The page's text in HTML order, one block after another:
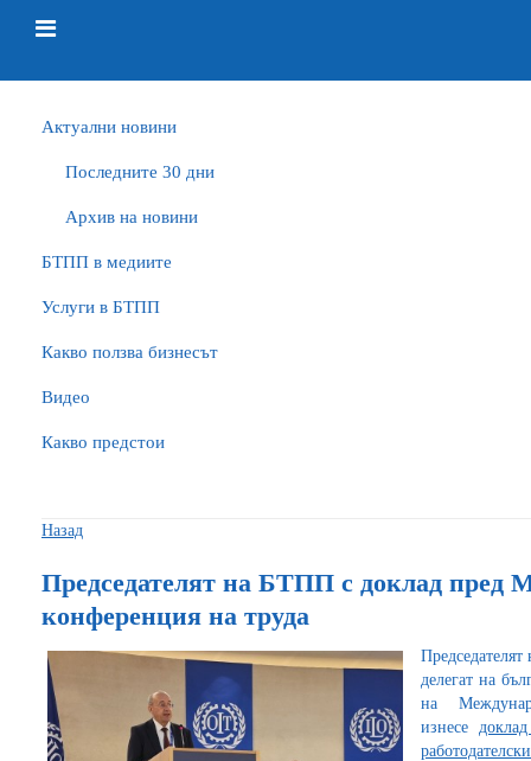
Актуални новини
Последните 30 дни
Архив на новини
БTПП в медиите
Услуги в БТПП
Какво ползва бизнесът
Видео
Какво предстои
Назад
Председателят на БТПП с доклад пред
конференция на труда
делегат на
на
изнесе